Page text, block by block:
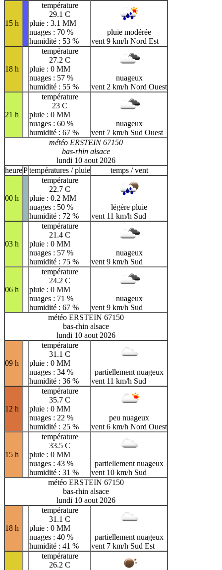
15 h
température
29.1 C
pluie : 3.1 MM
nuages : 70 %
humidité : 53 %
pluie modérée
vent 9 km/h Nord Est
18 h
température
27.2 C
pluie : 0 MM
nuages : 57 %
humidité : 55 %
nuageux
vent 2 km/h Nord Ouest
21 h
température
23 C
pluie : 0 MM
nuages : 60 %
humidité : 67 %
nuageux
vent 7 km/h Sud Ouest
météo ERSTEIN 67150
bas-rhin alsace
lundi 10 aout 2026
heurePtempératures / pluie temps / vent
00 h
température
22.7 C
pluie : 0.2 MM
nuages : 50 %
humidité : 72 %
légère pluie
vent 11 km/h Sud
03 h
température
21.4 C
pluie : 0 MM
nuages : 57 %
humidité : 75 %
nuageux
vent 9 km/h Sud
06 h
température
24.2 C
pluie : 0 MM
nuages : 71 %
humidité : 67 %
nuageux
vent 9 km/h Sud
météo ERSTEIN 67150
bas-rhin alsace
lundi 10 aout 2026
09 h
température
31.1 C
pluie : 0 MM
nuages : 34 %
humidité : 36 %
partiellement nuageux
vent 11 km/h Sud
12 h
température
35.7 C
pluie : 0 MM
nuages : 22 %
humidité : 25 %
peu nuageux
vent 6 km/h Nord Ouest
15 h
température
33.5 C
pluie : 0 MM
nuages : 43 %
humidité : 31 %
partiellement nuageux
vent 10 km/h Sud
météo ERSTEIN 67150
bas-rhin alsace
lundi 10 aout 2026
18 h
température
31.1 C
pluie : 0 MM
nuages : 40 %
humidité : 41 %
partiellement nuageux
vent 7 km/h Sud Est
température
26.2 C